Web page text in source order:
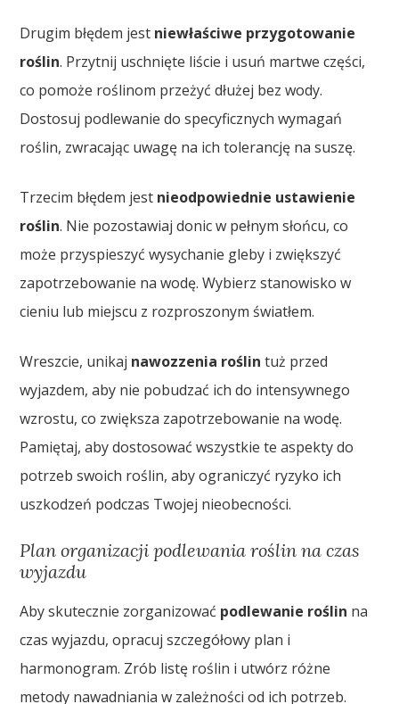
Drugim błędem jest niewłaściwe przygotowanie
roślin. Przytnij uschnięte liście i usuń martwe części,
co pomoże roślinom przeżyć dłużej bez wody.
Dostosuj podlewanie do specyficznych wymagań
roślin, zwracając uwagę na ich tolerancję na suszę.
Trzecim błędem jest nieodpowiednie ustawienie
roślin. Nie pozostawiaj donic w pełnym słońcu, co
może przyspieszyć wysychanie gleby i zwiększyć
zapotrzebowanie na wodę. Wybierz stanowisko w
cieniu lub miejscu z rozproszonym światłem.
Wreszcie, unikaj nawozzenia roślin tuż przed
wyjazdem, aby nie pobudzać ich do intensywnego
wzrostu, co zwiększa zapotrzebowanie na wodę.
Pamiętaj, aby dostosować wszystkie te aspekty do
potrzeb swoich roślin, aby ograniczyć ryzyko ich
uszkodzeń podczas Twojej nieobecności.
Plan organizacji podlewania roślin na czas
wyjazdu
Aby skutecznie zorganizować podlewanie roślin na
czas wyjazdu, opracuj szczegółowy plan i
harmonogram. Zrób listę roślin i utwórz różne
metody nawadniania w zależności od ich potrzeb.